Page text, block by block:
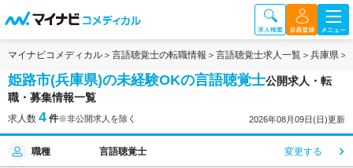
マイナビコメディカル 言語聴覚士の転職情報 言語聴覚士求人一覧 兵庫県
姫路市(兵庫県)の未経験OKの言語聴覚士公開求人・転
職・募集情報一覧
求人数 4 件※非公開求人を除く 2026年08月09日(日)更新
職種 言語聴覚士 変更する